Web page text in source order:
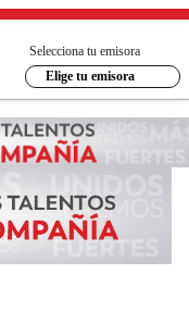
Selecciona tu emisora
Elige tu emisora